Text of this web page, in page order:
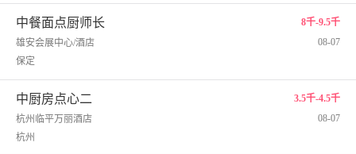
中餐面点厨师长
8千-9.5千
雄安会展中心/酒店
08-07
保定
中厨房点心二
3.5千-4.5千
杭州临平万丽酒店
08-07
杭州